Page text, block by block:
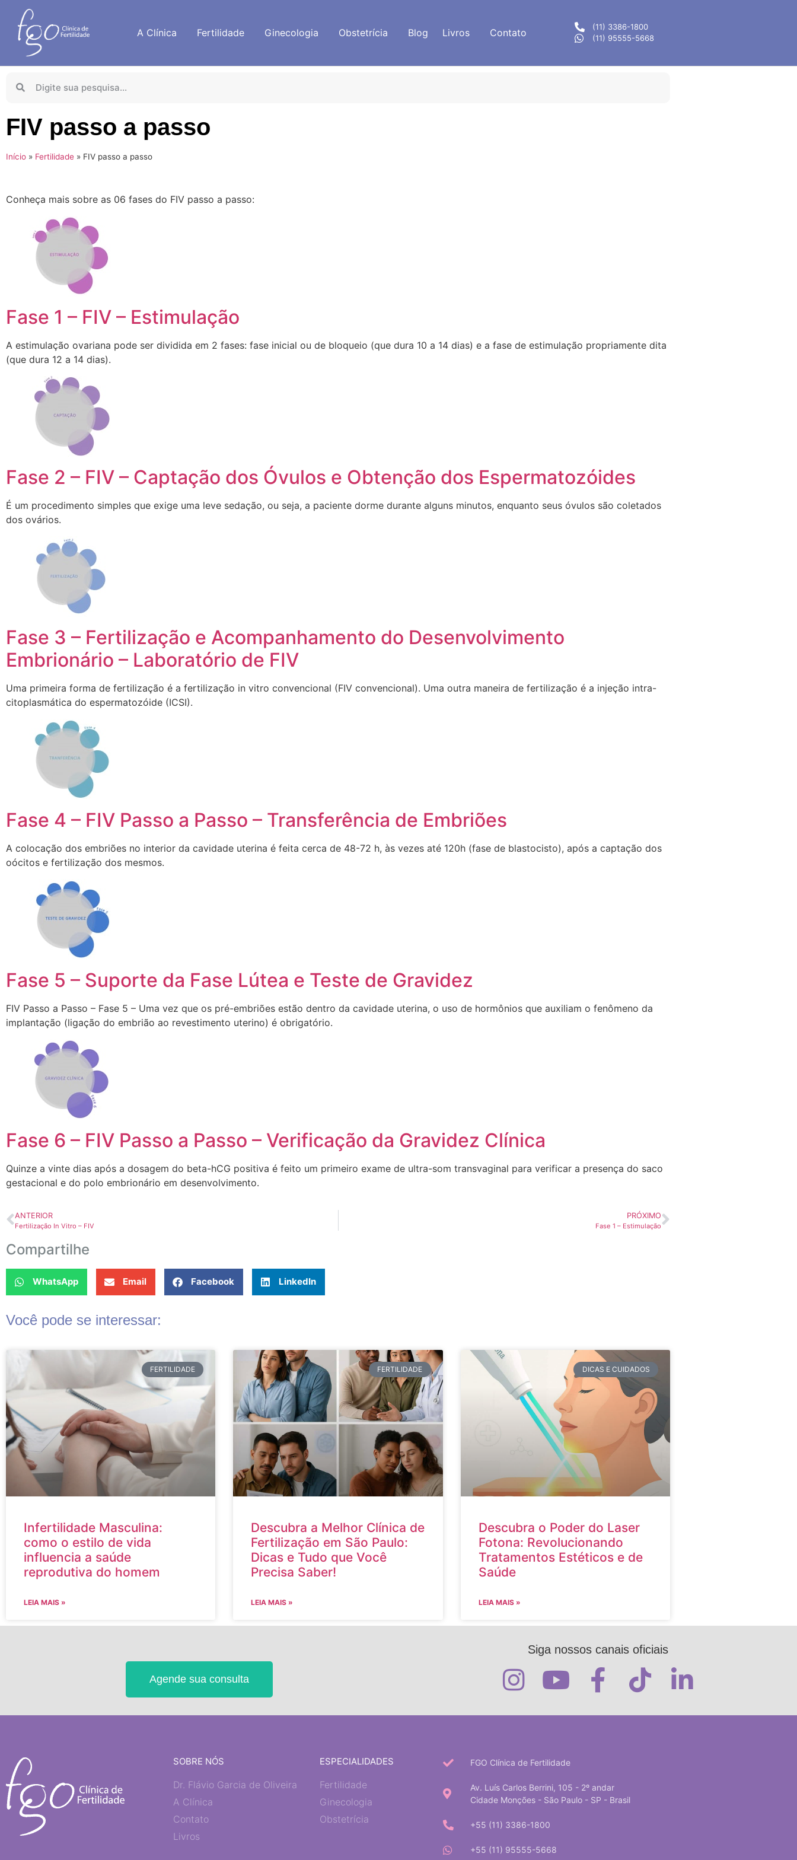
A Clínica Fertilidade Ginecologia Obstetrícia Blog Livros Contato
(11) 3386-1800
(11) 95555-5668
FIV passo a passo
Início » Fertilidade » FIV passo a passo
Conheça mais sobre as 06 fases do FIV passo a passo:
Fase 1 – FIV – Estimulação
A estimulação ovariana pode ser dividida em 2 fases: fase inicial ou de bloqueio (que dura 10 a 14 dias) e a fase de estimulação propriamente dita
(que dura 12 a 14 dias).
Fase 2 – FIV – Captação dos Óvulos e Obtenção dos Espermatozóides
É um procedimento simples que exige uma leve sedação, ou seja, a paciente dorme durante alguns minutos, enquanto seus óvulos são coletados
dos ovários.
Fase 3 – Fertilização e Acompanhamento do Desenvolvimento
Embrionário – Laboratório de FIV
Uma primeira forma de fertilização é a fertilização in vitro convencional (FIV convencional). Uma outra maneira de fertilização é a injeção intra-
citoplasmática do espermatozóide (ICSI).
Fase 4 – FIV Passo a Passo – Transferência de Embriões
A colocação dos embriões no interior da cavidade uterina é feita cerca de 48-72 h, às vezes até 120h (fase de blastocisto), após a captação dos
oócitos e fertilização dos mesmos.
Fase 5 – Suporte da Fase Lútea e Teste de Gravidez
FIV Passo a Passo – Fase 5 – Uma vez que os pré-embriões estão dentro da cavidade uterina, o uso de hormônios que auxiliam o fenômeno da
implantação (ligação do embrião ao revestimento uterino) é obrigatório.
Fase 6 – FIV Passo a Passo – Verificação da Gravidez Clínica
Quinze a vinte dias após a dosagem do beta-hCG positiva é feito um primeiro exame de ultra-som transvaginal para verificar a presença do saco
gestacional e do polo embrionário em desenvolvimento.
ANTERIOR
Fertilização In Vitro – FIV
PRÓXIMO
Fase 1 – Estimulação
Compartilhe
WhatsApp Email Facebook LinkedIn
Você pode se interessar:
FERTILIDADE
Infertilidade Masculina:
como o estilo de vida
influencia a saúde
reprodutiva do homem
LEIA MAIS »
FERTILIDADE
Descubra a Melhor Clínica de
Fertilização em São Paulo:
Dicas e Tudo que Você
Precisa Saber!
LEIA MAIS »
DICAS E CUIDADOS
Descubra o Poder do Laser
Fotona: Revolucionando
Tratamentos Estéticos e de
Saúde
LEIA MAIS »
Agende sua consulta
Siga nossos canais oficiais
SOBRE NÓS
Dr. Flávio Garcia de Oliveira
A Clínica
Contato
Livros
ESPECIALIDADES
Fertilidade
Ginecologia
Obstetrícia
FGO Clínica de Fertilidade
Av. Luís Carlos Berrini, 105 - 2º andar
Cidade Monções - São Paulo - SP - Brasil
+55 (11) 3386-1800
+55 (11) 95555-5668